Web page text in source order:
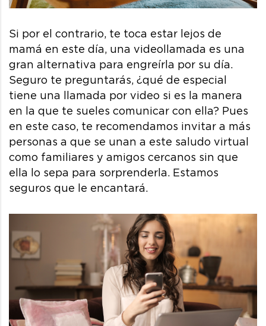
Si por el contrario, te toca estar lejos de
mamá en este día, una videollamada es una
gran alternativa para engreírla por su día.
Seguro te preguntarás, ¿qué de especial
tiene una llamada por video si es la manera
en la que te sueles comunicar con ella? Pues
en este caso, te recomendamos invitar a más
personas a que se unan a este saludo virtual
como familiares y amigos cercanos sin que
ella lo sepa para sorprenderla. Estamos
seguros que le encantará.